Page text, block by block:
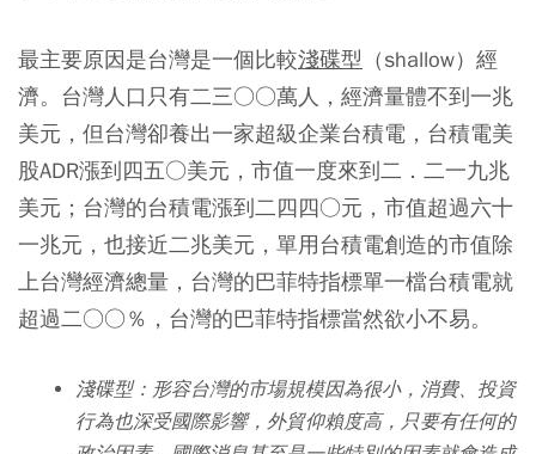
最主要原因是台灣是一個比較淺碟型 （shallow）經
濟。台灣人口只有二三○○萬人，經濟量體不到一兆
美元，但台灣卻養出一家超級企業台積電，台積電美
股ADR漲到四五○美元，市值一度來到二．二一九兆
美元；台灣的台積電漲到二四四○元，市值超過六十
一兆元，也接近二兆美元，單用台積電創造的市值除
上台灣經濟總量，台灣的巴菲特指標單一檔台積電就
超過二○○％，台灣的巴菲特指標當然欲小不易。
淺碟型：形容台灣的市場規模因為很小，消費、投資
行為也深受國際影響，外貿仰賴度高，只要有任何的